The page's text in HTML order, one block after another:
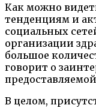
Как можно
тенденциям и
социальных
организации
большое
говорит о
В целом,